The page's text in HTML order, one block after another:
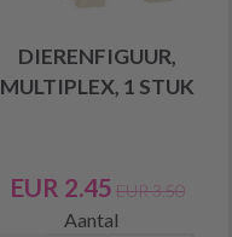
DIERENFIGUUR,
MULTIPLEX, 1 STUK
EUR 2.45 EUR 3.50
Aantal